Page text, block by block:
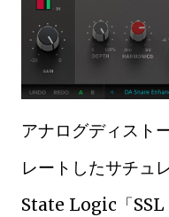
アナログディスト
レートしたサチュ
State Logic「